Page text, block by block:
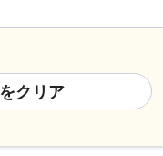
クリア